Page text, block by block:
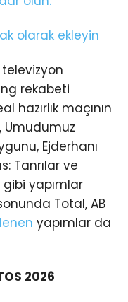
olarak ekleyin
rekabeti
hazırlık maçının
Umudumuz
Ejderhanı
Tanrılar ve
gibi yapımlar
Total, AB
yapımlar da
2026